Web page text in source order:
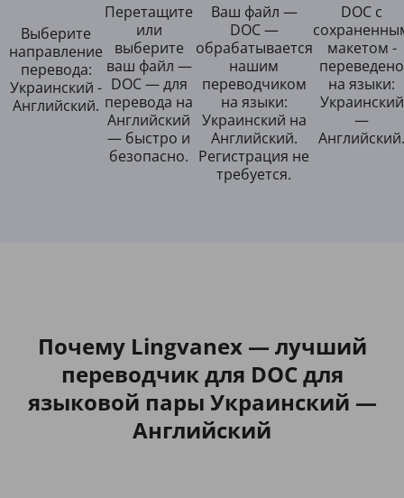
Выберите
направление
перевода:
Украинский -
Английский.
Перетащите
или
выберите
ваш файл —
DOC — для
перевода на
Английский
— быстро и
безопасно.
Ваш файл —
DOC —
обрабатывается
нашим
переводчиком
на языки:
Украинский на
Английский.
Регистрация не
требуется.
DOC с
макетом -
переведено
на языки:
Украинский
—
Английский.
Почему Lingvanex — лучший
переводчик для DOC для
языковой пары Украинский —
Английский